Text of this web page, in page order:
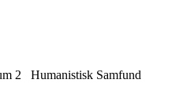
2 Humanistisk Samfund